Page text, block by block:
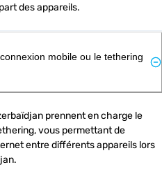
des appareils.
mobile ou le tethering
prennent en charge le
vous permettant de
entre différents appareils lors